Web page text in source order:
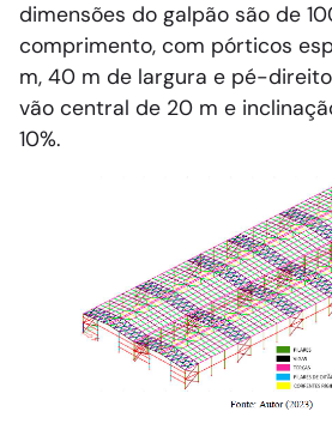
dimensões do galpão são de
comprimento, com pórticos
m, 40 m de largura e pé-
vão central de 20 m e
10%.